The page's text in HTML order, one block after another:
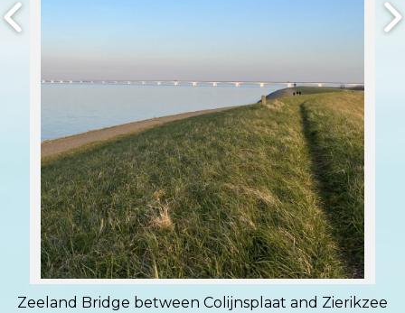
Zeeland Bridge between Colijnsplaat and Zierikzee